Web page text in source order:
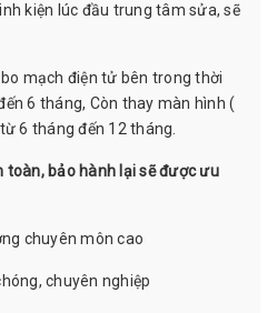
kiện lúc đầu trung tâm sửa, sẽ
mạch điện tử bên trong thời
6 tháng, Còn thay màn hình (
6 tháng đến 12 tháng.
bảo hành lại sẽ được ưu
chuyên môn cao
chuyên nghiệp